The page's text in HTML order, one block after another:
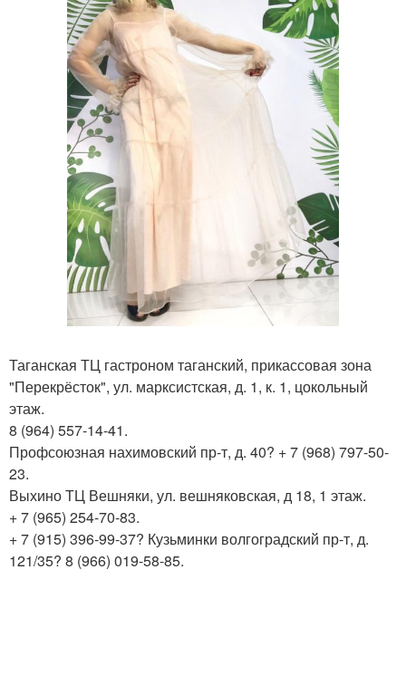
Таганская ТЦ гастроном таганский, прикассовая зона
"Перекрёсток", ул. марксистская, д. 1, к. 1, цокольный
этаж.
8 (964) 557-14-41.
Профсоюзная нахимовский пр-т, д. 40? + 7 (968) 797-50-
23.
Выхино ТЦ Вешняки, ул. вешняковская, д 18, 1 этаж.
+ 7 (965) 254-70-83.
+ 7 (915) 396-99-37? Кузьминки волгоградский пр-т, д.
121/35? 8 (966) 019-58-85.